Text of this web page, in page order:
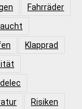
Fahrräder
Klapprad
Risiken